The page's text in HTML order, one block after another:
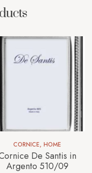
CORNICE, HOME
De Santis in
Argento 510/09